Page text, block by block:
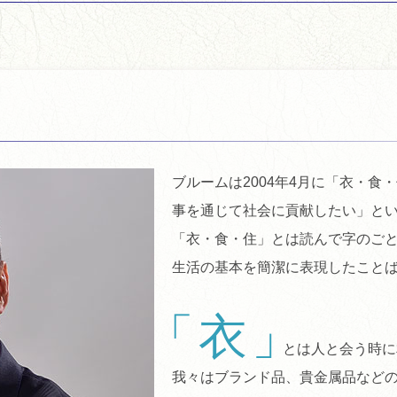
ブルームは2004年4月に「衣・食
事を通じて社会に貢献したい」と
「衣・食・住」とは読んで字のご
生活の基本を簡潔に表現したこと
衣
とは人と会う時
我々はブランド品、貴金属品など